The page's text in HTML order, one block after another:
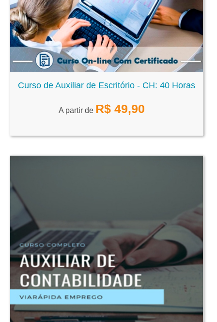
Curso de Auxiliar de Escritório - CH: 40 Horas
A partir de R$ 49,90